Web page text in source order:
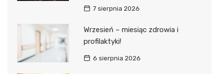
7 sierpnia 2026
Wrzesień – miesiąc zdrowia i
profilaktyki!
6 sierpnia 2026